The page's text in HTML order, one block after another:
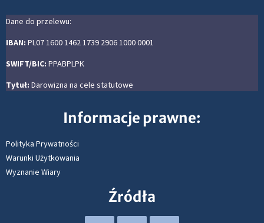
Dane do przelewu:
IBAN: PL07 1600 1462 1739 2906 1000 0001
SWIFT/BIC: PPABPLPK
Tytuł: Darowizna na cele statutowe
Informacje prawne:
Polityka Prywatności
Warunki Użytkowania
Wyznanie Wiary
Źródła